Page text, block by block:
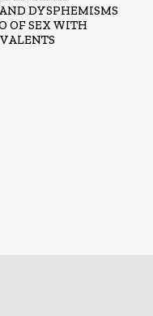
DYSPHEMISMS
OF SEX WITH